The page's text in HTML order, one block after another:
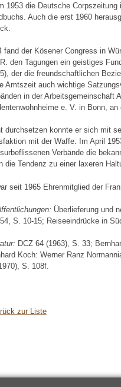
1953 die Deutsche
Auch die erst 1960
fand der Kösener Congress in
den Tagungen ein geistiges
der die freundschaftlichen
Amtszeit auch wichtige
in der Arbeitsgemeinschaft
e. V. in Bonn,
durchsetzen konnte er sich mit
mit der Waffe. Im April
Verbände die
die Tendenz zu einer laxeren
seit 1965 Ehrenmitglied der
Überlieferung und
S. 10-15; Reiseeindrücke in
DCZ 64 (1963), S. 33;
Koch: Werner Ranz
S. 108f.
zur Liste